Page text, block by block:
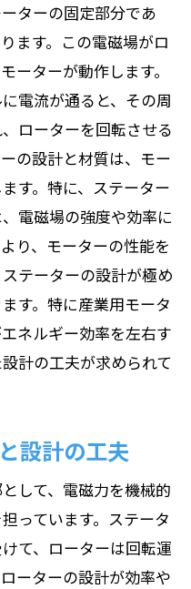
ターの固定部分であ
ます。この電磁場がロ
ーターが動作します。
電流が通ると、その周
ローターを回転させる
の設計と材質は、モー
す。特に、ステーター
電磁場の強度や効率に
り、モーターの性能を
テーターの設計が極め
す。特に産業用モータ
ネルギー効率を左右す
計の工夫が求められて
設計の工夫
して、電磁力を機械的
っています。ステータ
て、ローターは回転運
ーターの設計が効率や